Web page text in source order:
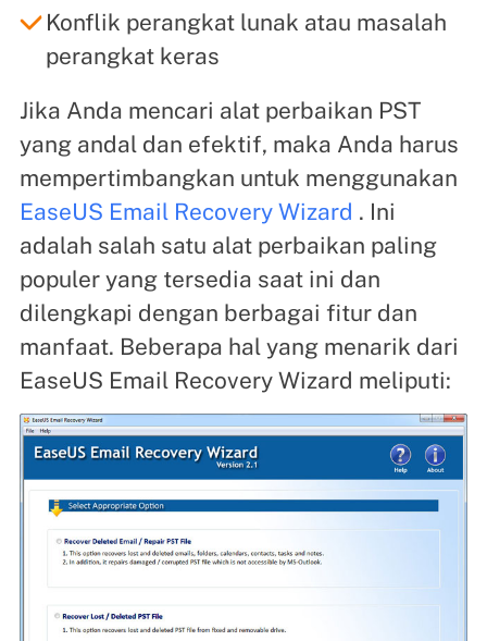
Konflik perangkat lunak atau masalah
perangkat keras
Jika Anda mencari alat perbaikan PST
yang andal dan efektif, maka Anda harus
mempertimbangkan untuk menggunakan
EaseUS Email Recovery Wizard . Ini
adalah salah satu alat perbaikan paling
populer yang tersedia saat ini dan
dilengkapi dengan berbagai fitur dan
manfaat. Beberapa hal yang menarik dari
EaseUS Email Recovery Wizard meliputi: